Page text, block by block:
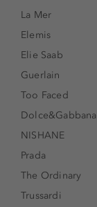
La Mer
Elemis
Elie Saab
Guerlain
Too Faced
Dolce&Gabbana
NISHANE
Prada
The Ordinary
Trussardi